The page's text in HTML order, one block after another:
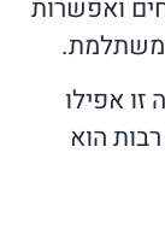
ואפשרות
משתלמת.
אפילו
הוא